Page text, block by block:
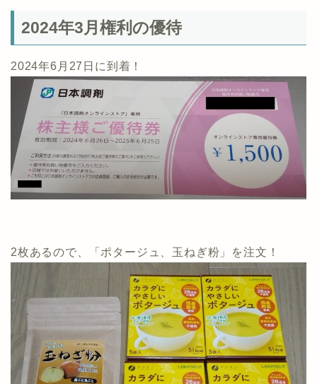
2024年3月権利の優待
2024年6月27日に到着！
2枚あるので、「ポタージュ、玉ねぎ粉」を注文！